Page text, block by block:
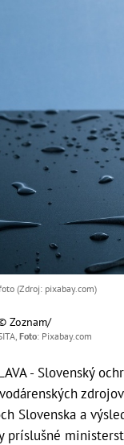
(Zdroj: pixabay.com)
Zoznam/
Foto: Pixabay.com
- Slovenský
Slovenska a
príslušné